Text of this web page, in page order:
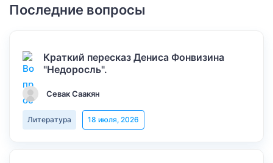
Последние вопросы
Краткий пересказ Дениса Фонвизина
"Недоросль".
Севак Саакян
Литература 18 июля, 2026